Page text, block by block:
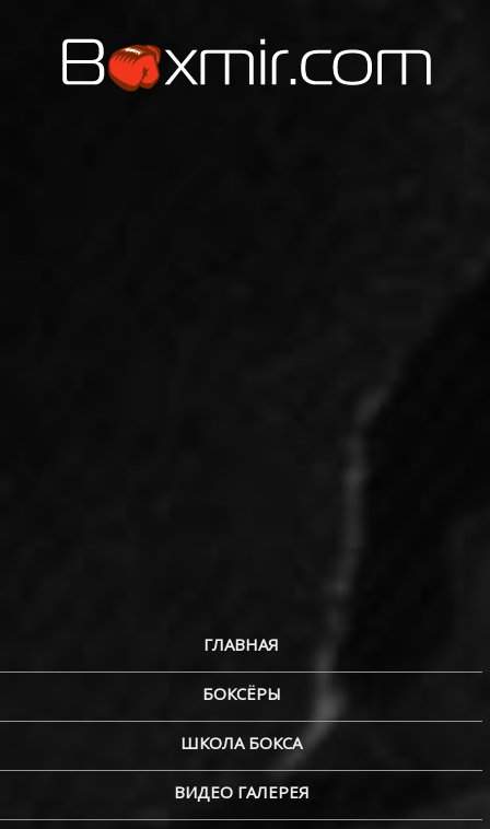
ГЛАВНАЯ
БОКСЁРЫ
ШКОЛА БОКСА
ВИДЕО ГАЛЕРЕЯ